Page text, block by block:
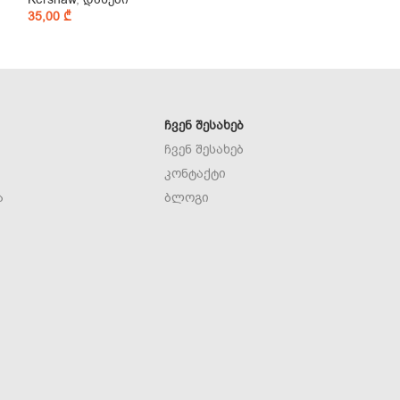
35,00 ₾
ᲩᲕᲔᲜ ᲨᲔᲡᲐᲮᲔᲑ
ჩვენ შესახებ
კონტაქტი
ბლოგი